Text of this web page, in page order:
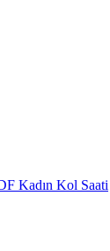
Kadın Kol Saati